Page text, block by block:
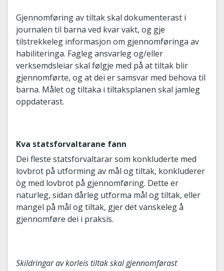
Gjennomføring av tiltak skal dokumenterast i
journalen til barna ved kvar vakt, og gje
tilstrekkeleg informasjon om gjennomføringa av
habiliteringa. Fagleg ansvarleg og/eller
verksemdsleiar skal følgje med på at tiltak blir
gjennomførte, og at dei er samsvar med behova til
barna. Målet og tiltaka i tiltaksplanen skal jamleg
oppdaterast.
Kva statsforvaltarane fann
Dei fleste statsforvaltarar som konkluderte med
lovbrot på utforming av mål og tiltak, konkluderer
òg med lovbrot på gjennomføring. Dette er
naturleg, sidan dårleg utforma mål og tiltak, eller
mangel på mål og tiltak, gjer det vanskeleg å
gjennomføre dei i praksis.
Skildringar av korleis tiltak skal gjennomførast